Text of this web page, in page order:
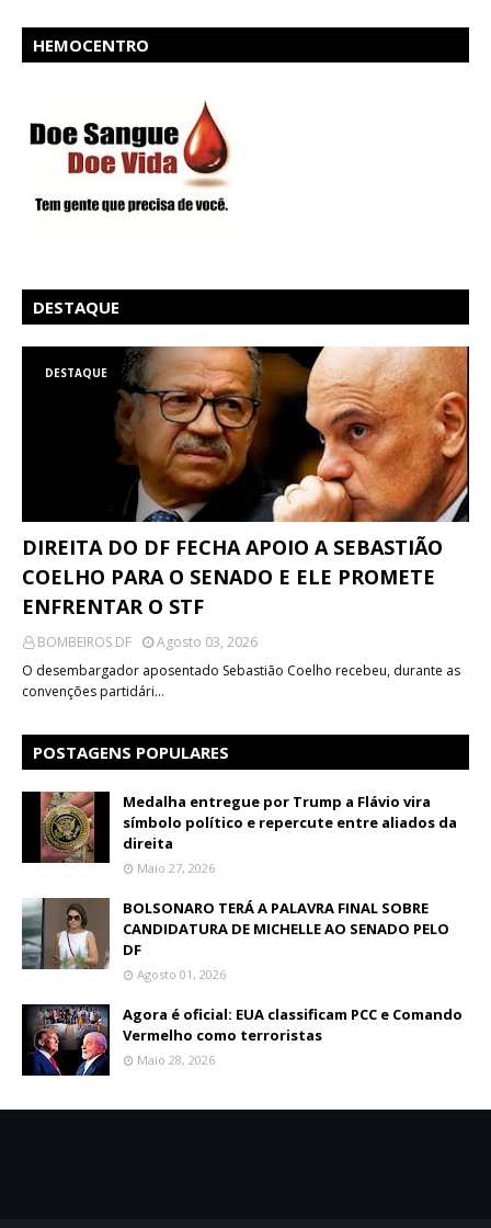
HEMOCENTRO
DESTAQUE
DESTAQUE
DIREITA DO DF FECHA APOIO A SEBASTIÃO
COELHO PARA O SENADO E ELE PROMETE
ENFRENTAR O STF
BOMBEIROS DF
Agosto 03, 2026
O desembargador aposentado Sebastião Coelho recebeu, durante as
convenções partidári…
POSTAGENS POPULARES
Medalha entregue por Trump a Flávio vira
símbolo político e repercute entre aliados da
direita
Maio 27, 2026
BOLSONARO TERÁ A PALAVRA FINAL SOBRE
CANDIDATURA DE MICHELLE AO SENADO PELO
DF
Agosto 01, 2026
Agora é oficial: EUA classificam PCC e Comando
Vermelho como terroristas
Maio 28, 2026